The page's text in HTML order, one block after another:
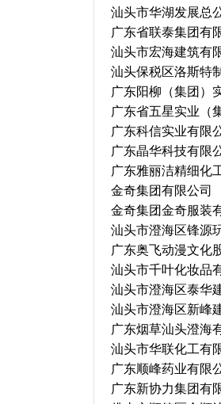
汕头市华湖发展总
广东省联泰集团有
汕头市宏海建筑有
汕头保税区洛斯特
广东阳柳（集团）
广东省五星实业（
广东科信实业有限
广东晶华科技有限
广东雅丽洁精细化
金奇集团有限公司
金奇集团金奇服装
汕头市澄海区锋源
广东奥飞动漫文化
汕头市千叶化妆品
汕头市澄海区泰华
汕头市澄海区新峰
广东烟草汕头澄海
汕头市华联化工有
广东顺峰药业有限
广东新协力集团有